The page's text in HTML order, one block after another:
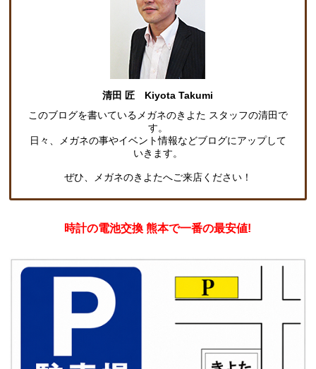
清田 匠 Kiyota Takumi
このブログを書いているメガネのきよた スタッフの清田で
す。
日々、メガネの事やイベント情報などブログにアップして
いきます。
ぜひ、メガネのきよたへご来店ください！
時計の電池交換 熊本で一番の最安値!